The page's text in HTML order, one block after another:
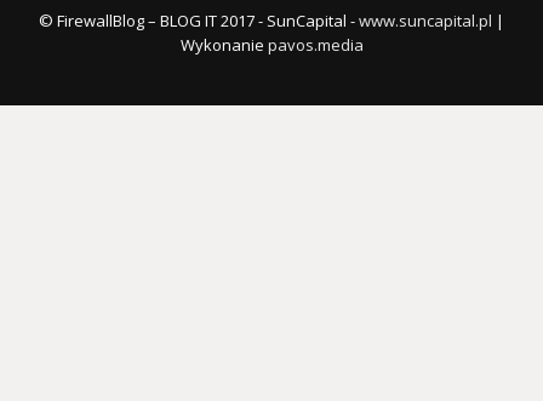
© FirewallBlog – BLOG IT 2017 - SunCapital -www.suncapital.pl |
Wykonanie pavos.media